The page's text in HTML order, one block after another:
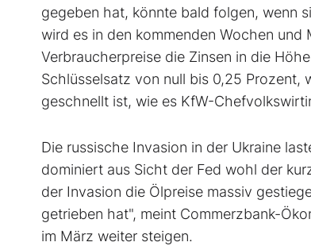
gegeben hat, könnte bald folgen, wenn
wird es in den kommenden Wochen
Verbraucherpreise die Zinsen in die
Schlüsselsatz von null bis 0,25 Prozent,
geschnellt ist, wie es KfW-
Die russische Invasion in der Ukraine
dominiert aus Sicht der Fed wohl der
der Invasion die Ölpreise massiv
getrieben hat", meint Commerzbank-
im März weiter steigen.